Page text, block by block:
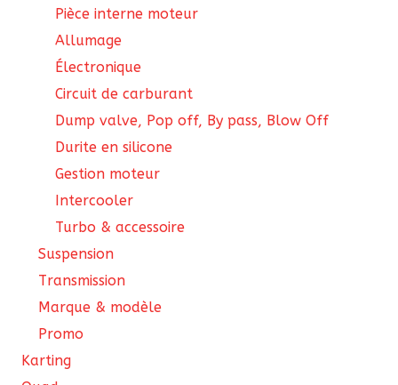
Pièce interne moteur
Allumage
Électronique
Circuit de carburant
Dump valve, Pop off, By pass, Blow Off
Durite en silicone
Gestion moteur
Intercooler
Turbo & accessoire
Suspension
Transmission
Marque & modèle
Promo
Karting